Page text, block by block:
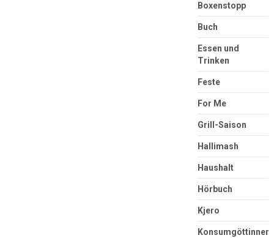
Boxenstopp
Buch
Essen und
Trinken
Feste
For Me
Grill-Saison
Hallimash
Haushalt
Hörbuch
Kjero
Konsumgöttinnen